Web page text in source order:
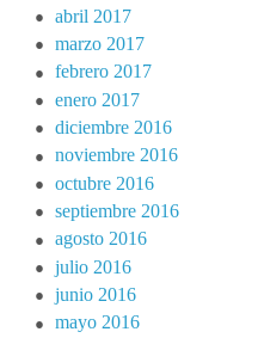
abril 2017
marzo 2017
febrero 2017
enero 2017
diciembre 2016
noviembre 2016
octubre 2016
septiembre 2016
agosto 2016
julio 2016
junio 2016
mayo 2016